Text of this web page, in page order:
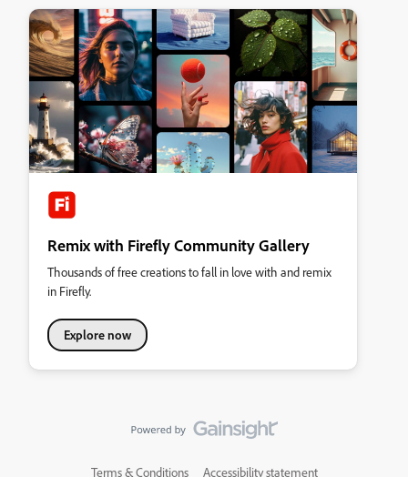
Remix with Firefly Community Gallery
Thousands of free creations to fall in love with and remix
in Firefly.
Explore now
Terms & Conditions Accessibility statement